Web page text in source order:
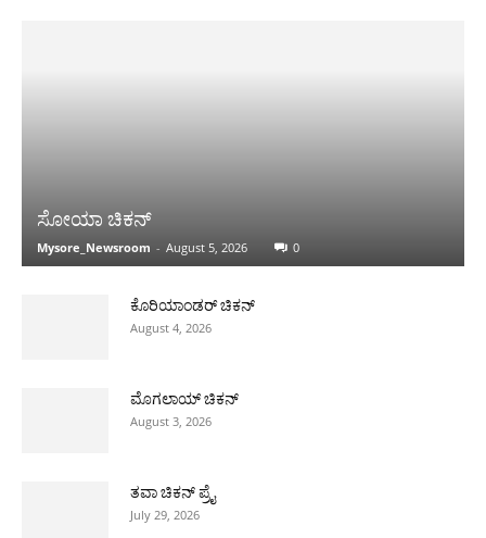
ಸೋಯಾ ಚಿಕನ್
Mysore_Newsroom - August 5, 2026 0
ಕೊರಿಯಾಂಡರ್ ಚಿಕನ್
August 4, 2026
ಮೊಗಲಾಯ್ ಚಿಕನ್
August 3, 2026
ತವಾ ಚಿಕನ್ ಪ್ರೈ
July 29, 2026